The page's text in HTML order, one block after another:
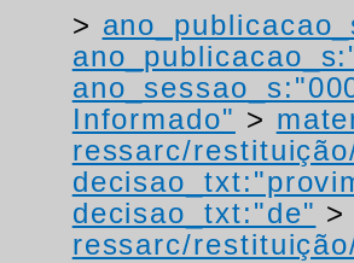
>
Informado" >
ressarc/
decisao_txt:"de" >
ressarc/